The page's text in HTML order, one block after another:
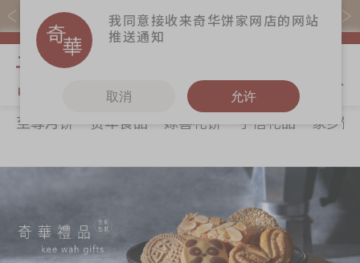
易赏钱会员凭推广码购买现货产品可赚易赏钱($5=1分)
关于奇华
商务销售
奇华饼食
嫁喜礼饼
手信礼品
更多
奇华工作坊
奇华茶室
联络奇华
至尊月饼 贺年食品 嫁喜礼饼 手信礼品
家乡饼
我同意接收来奇华饼家网店的网站
推送通知
取消 允许